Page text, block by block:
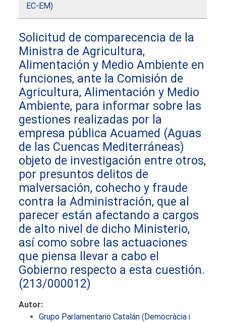
EC-EM)
Solicitud de comparecencia de la
Ministra de Agricultura,
Alimentación y Medio Ambiente en
funciones, ante la Comisión de
Agricultura, Alimentación y Medio
Ambiente, para informar sobre las
gestiones realizadas por la
empresa pública Acuamed (Aguas
de las Cuencas Mediterráneas)
objeto de investigación entre otros,
por presuntos delitos de
malversación, cohecho y fraude
contra la Administración, que al
parecer están afectando a cargos
de alto nivel de dicho Ministerio,
así como sobre las actuaciones
que piensa llevar a cabo el
Gobierno respecto a esta cuestión.
(213/000012)
Autor:
Grupo Parlamentario Catalán (Democràcia i